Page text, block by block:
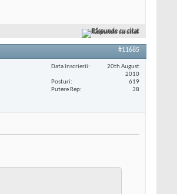
Răspunde cu citat
#11685
Data înscrierii
20th August
2010
Posturi
619
Putere Rep
38